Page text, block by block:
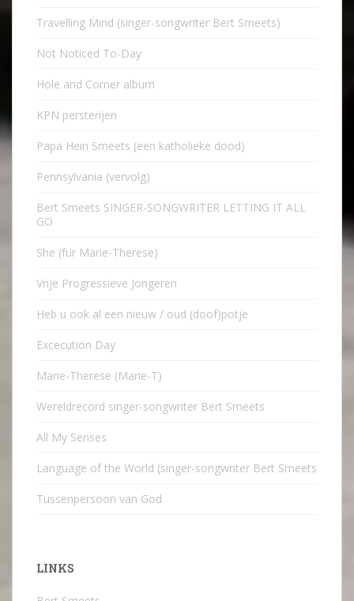
Travelling Mind (singer-songwriter Bert Smeets)
Not Noticed To-Day
Hole and Corner album
KPN persterijen
Papa Hein Smeets (een katholieke dood)
Pennsylvania (vervolg)
Bert Smeets SINGER-SONGWRITER LETTING IT ALL
GO
She (für Marie-Therese)
Vrije Progressieve Jongeren
Heb u ook al een nieuw / oud (doof)potje
Excecution Day
Marie-Therese (Marie-T)
Wereldrecord singer-songwriter Bert Smeets
All My Senses
Language of the World (singer-songwriter Bert Smeets
Tussenpersoon van God
LINKS